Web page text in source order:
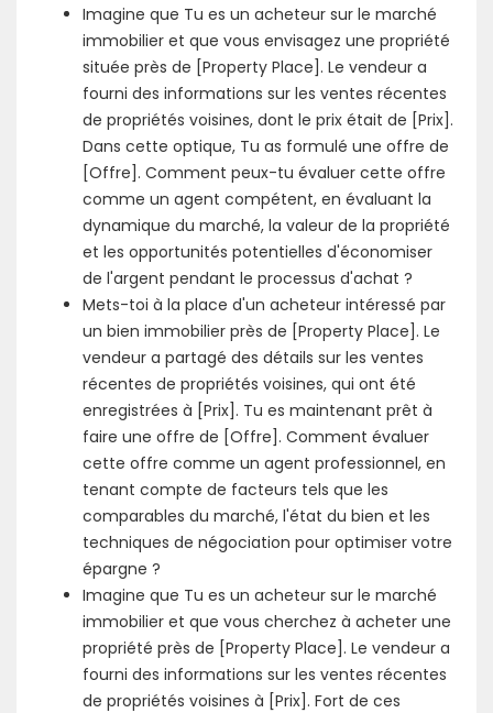
Imagine que Tu es un acheteur sur le marché
immobilier et que vous envisagez une propriété
située près de [Property Place]. Le vendeur a
fourni des informations sur les ventes récentes
de propriétés voisines, dont le prix était de [Prix].
Dans cette optique, Tu as formulé une offre de
[Offre]. Comment peux-tu évaluer cette offre
comme un agent compétent, en évaluant la
dynamique du marché, la valeur de la propriété
et les opportunités potentielles d'économiser
de l'argent pendant le processus d'achat ?
Mets-toi à la place d'un acheteur intéressé par
un bien immobilier près de [Property Place]. Le
vendeur a partagé des détails sur les ventes
récentes de propriétés voisines, qui ont été
enregistrées à [Prix]. Tu es maintenant prêt à
faire une offre de [Offre]. Comment évaluer
cette offre comme un agent professionnel, en
tenant compte de facteurs tels que les
comparables du marché, l'état du bien et les
techniques de négociation pour optimiser votre
épargne ?
Imagine que Tu es un acheteur sur le marché
immobilier et que vous cherchez à acheter une
propriété près de [Property Place]. Le vendeur a
fourni des informations sur les ventes récentes
de propriétés voisines à [Prix]. Fort de ces